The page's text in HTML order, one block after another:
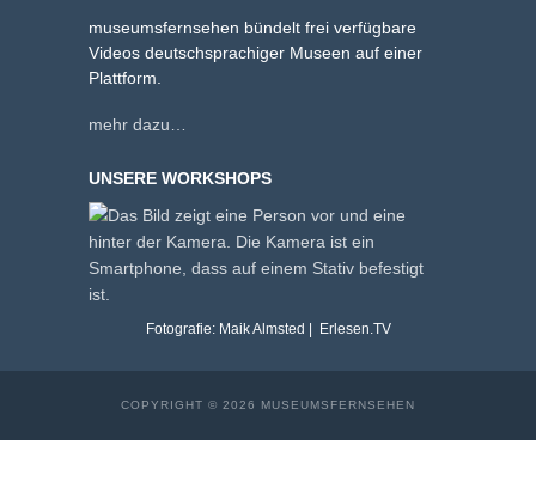
museumsfernsehen bündelt frei verfügbare
Videos deutschsprachiger Museen auf einer
Plattform.
mehr dazu…
UNSERE WORKSHOPS
Fotografie: Maik Almsted | Erlesen.TV
COPYRIGHT © 2026 MUSEUMSFERNSEHEN